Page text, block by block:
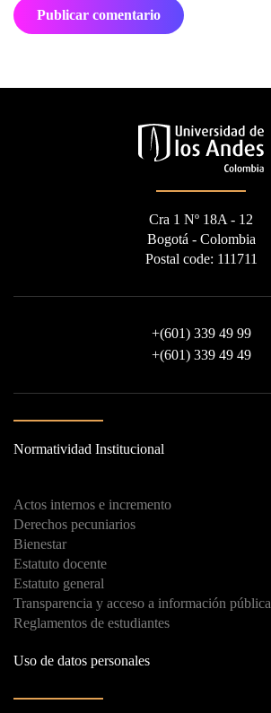
Publicar comentario
Cra 1 Nº 18A - 12
Bogotá - Colombia
Postal code: 111711
+(601) 339 49 99
+(601) 339 49 49
Normatividad Institucional
Actos internos e incremento
Derechos pecuniarios
Bienestar
Estatuto docente
Estatuto general
Transparencia y acceso a información pública
Reglamentos de estudiantes
Uso de datos personales